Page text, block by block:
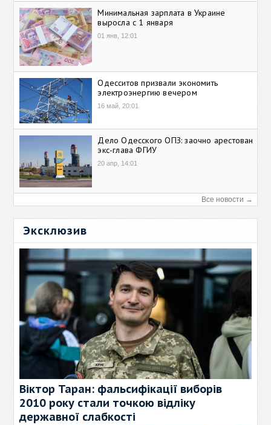
Минимальная зарплата в Украине
выросла с 1 января
01 янв, 12:01
Одесситов призвали экономить
электроэнергию вечером
16 май, 20:01
Дело Одесского ОПЗ: заочно арестован
экс-глава ФГИУ
20 апр, 14:01
Все новости →
Эксклюзив
Віктор Таран: фальсифікації виборів
2010 року стали точкою відліку
державної слабкості